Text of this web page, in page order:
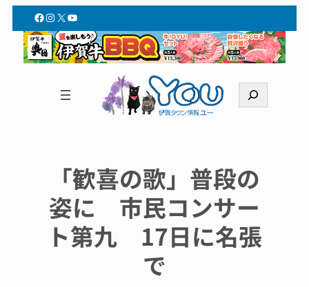
Facebook
Instagram
X YouTube
索
「歓喜の歌」普段の
姿に 市民コンサー
ト第九 17日に名張
で